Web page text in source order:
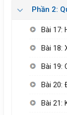
Phần 2:
Bài 17:
Bài 18:
Bài 19:
Bài 20:
Bài 21: